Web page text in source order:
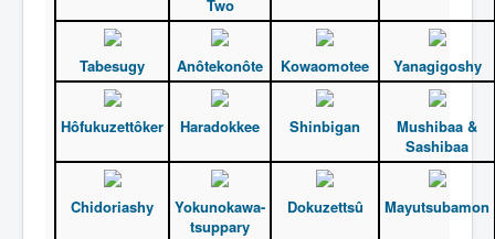
Two
Tabesugy Anôtekonôte Kowaomotee Yanagigoshy
Hôfukuzettôker Haradokkee Shinbigan
Mushibaa &
Sashibaa
Chidoriashy
Yokunokawa-
tsuppary
Dokuzettsû Mayutsubamon